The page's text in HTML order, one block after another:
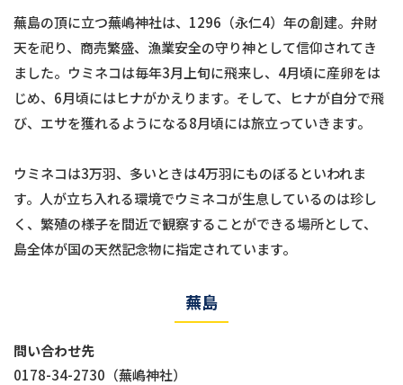
蕪島の頂に立つ蕪嶋神社は、1296（永仁4）年の創建。弁財
天を祀り、商売繁盛、漁業安全の守り神として信仰されてき
ました。ウミネコは毎年3月上旬に飛来し、4月頃に産卵をは
じめ、6月頃にはヒナがかえります。そして、ヒナが自分で飛
び、エサを獲れるようになる8月頃には旅立っていきます。
ウミネコは3万羽、多いときは4万羽にものぼるといわれま
す。人が立ち入れる環境でウミネコが生息しているのは珍し
く、繁殖の様子を間近で観察することができる場所として、
島全体が国の天然記念物に指定されています。
蕪島
問い合わせ先
0178-34-2730（蕪嶋神社）